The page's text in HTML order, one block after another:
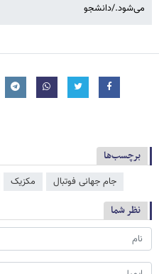
می‌شود./دانشجو
برچسب‌ها
جام جهانی فوتبال مکزیک
نظر شما